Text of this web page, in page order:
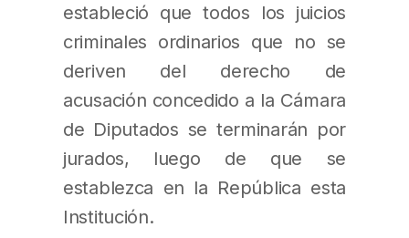
estableció que todos los juicios
criminales ordinarios que no se
deriven del derecho de
acusación concedido a la Cámara
de Diputados se terminarán por
jurados, luego de que se
establezca en la República esta
Institución.